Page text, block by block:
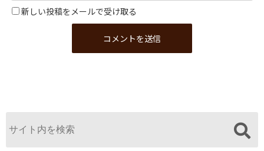
新しい投稿をメールで受け取る